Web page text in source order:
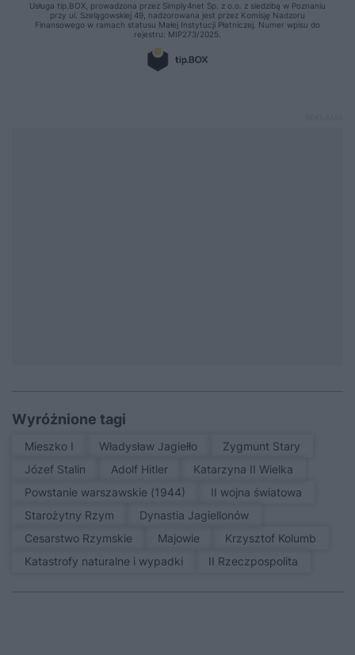
Wyróżnione tagi
Mieszko I Władysław Jagiełło
Zygmunt Stary
Józef Stalin
Adolf Hitler
Katarzyna II Wielka
Powstanie warszawskie (1944)
II wojna światowa
Starożytny Rzym
Dynastia Jagiellonów
Cesarstwo Rzymskie
Majowie
Krzysztof Kolumb
Katastrofy naturalne i wypadki
II Rzeczpospolita